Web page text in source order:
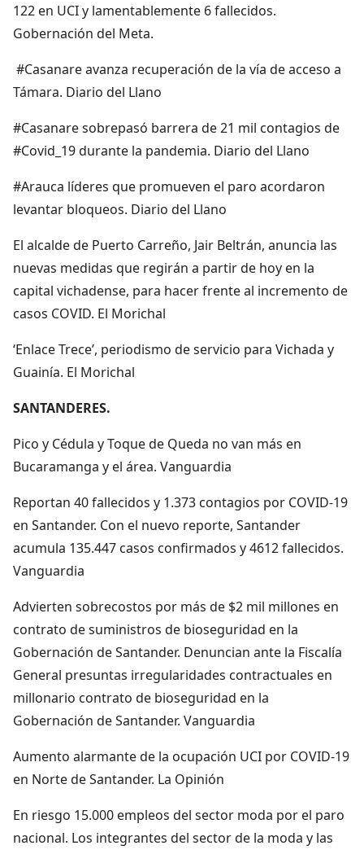
122 en UCI y lamentablemente 6 fallecidos.
Gobernación del Meta.
#Casanare avanza recuperación de la vía de acceso a
Támara. Diario del Llano
#Casanare sobrepasó barrera de 21 mil contagios de
#Covid_19 durante la pandemia. Diario del Llano
#Arauca líderes que promueven el paro acordaron
levantar bloqueos. Diario del Llano
El alcalde de Puerto Carreño, Jair Beltrán, anuncia las
nuevas medidas que regirán a partir de hoy en la
capital vichadense, para hacer frente al incremento de
casos COVID. El Morichal
‘Enlace Trece’, periodismo de servicio para Vichada y
Guainía. El Morichal
SANTANDERES.
Pico y Cédula y Toque de Queda no van más en
Bucaramanga y el área. Vanguardia
Reportan 40 fallecidos y 1.373 contagios por COVID-19
en Santander. Con el nuevo reporte, Santander
acumula 135.447 casos confirmados y 4612 fallecidos.
Vanguardia
Advierten sobrecostos por más de $2 mil millones en
contrato de suministros de bioseguridad en la
Gobernación de Santander. Denuncian ante la Fiscalía
General presuntas irregularidades contractuales en
millonario contrato de bioseguridad en la
Gobernación de Santander. Vanguardia
Aumento alarmante de la ocupación UCI por COVID-19
en Norte de Santander. La Opinión
En riesgo 15.000 empleos del sector moda por el paro
nacional. Los integrantes del sector de la moda y las